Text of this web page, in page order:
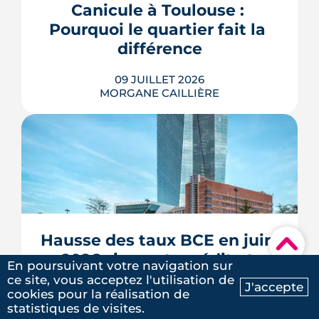
Ma recherche Contactez-nous
▾
Laure G.| le 20 Mai 2025
des lieux des règles, des échéances et
des marges de manœuvre.
LIRE L'ARTICLE
Canicule à Toulouse :
Pourquoi le quartier fait la
différence
09 JUILLET 2026
MORGANE CAILLIÈRE
À l'échelle de Toulouse, la température
nocturne peut varier de plusieurs
degrés d'un secteur à l'autre lors des
fortes chaleurs : Météo-France
pouvant atteindre 4 °C après une
journée d'été fortement ensoleillée.
Densité minérale, hauteur du bâti, v�...
LIRE L'ARTICLE
Hausse des taux BCE en juin
2026 : impacts crédit et
épargne
08 JUILLET 2026
En poursuivant votre navigation sur
ce site, vous acceptez l'utilisation de
cookies pour la réalisation de
statistiques de visites.
J'accepte